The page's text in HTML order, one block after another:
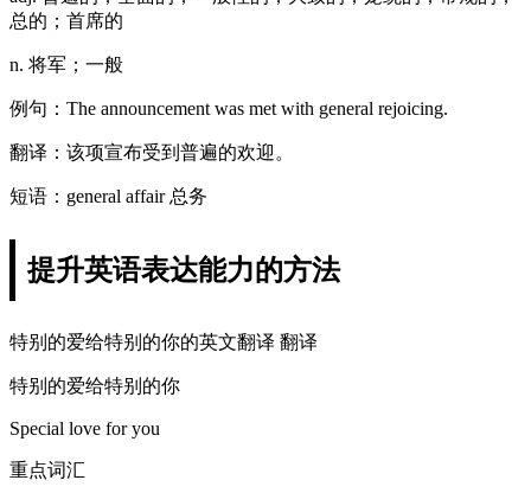
总的；首席的
n. 将军；一般
例句：The announcement was met with general rejoicing.
翻译：该项宣布受到普遍的欢迎。
短语：general affair 总务
提升英语表达能力的方法
特别的爱给特别的你的英文翻译 翻译
特别的爱给特别的你
Special love for you
重点词汇